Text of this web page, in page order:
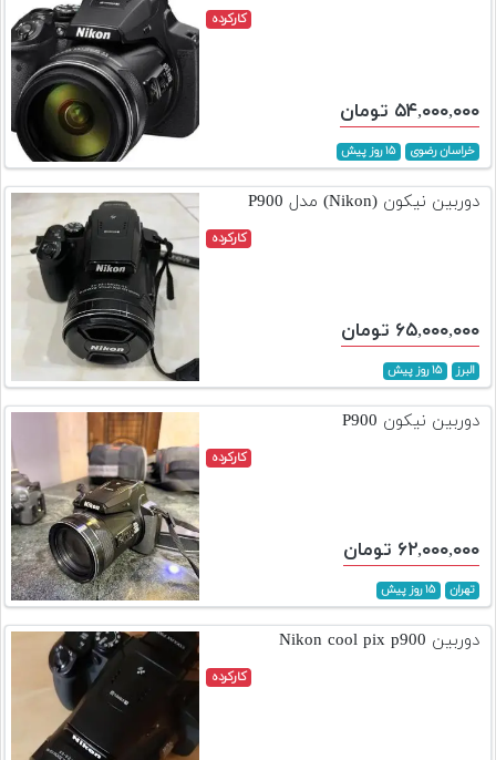
کارکرده
۵۴,۰۰۰,۰۰۰ تومان
خراسان رضوی ۱۵ روز پیش
دوربین نیکون (Nikon) مدل P900
کارکرده
۶۵,۰۰۰,۰۰۰ تومان
البرز ۱۵ روز پیش
دوربین نیکون P900
کارکرده
۶۲,۰۰۰,۰۰۰ تومان
تهران ۱۵ روز پیش
دوربین Nikon cool pix p900
کارکرده